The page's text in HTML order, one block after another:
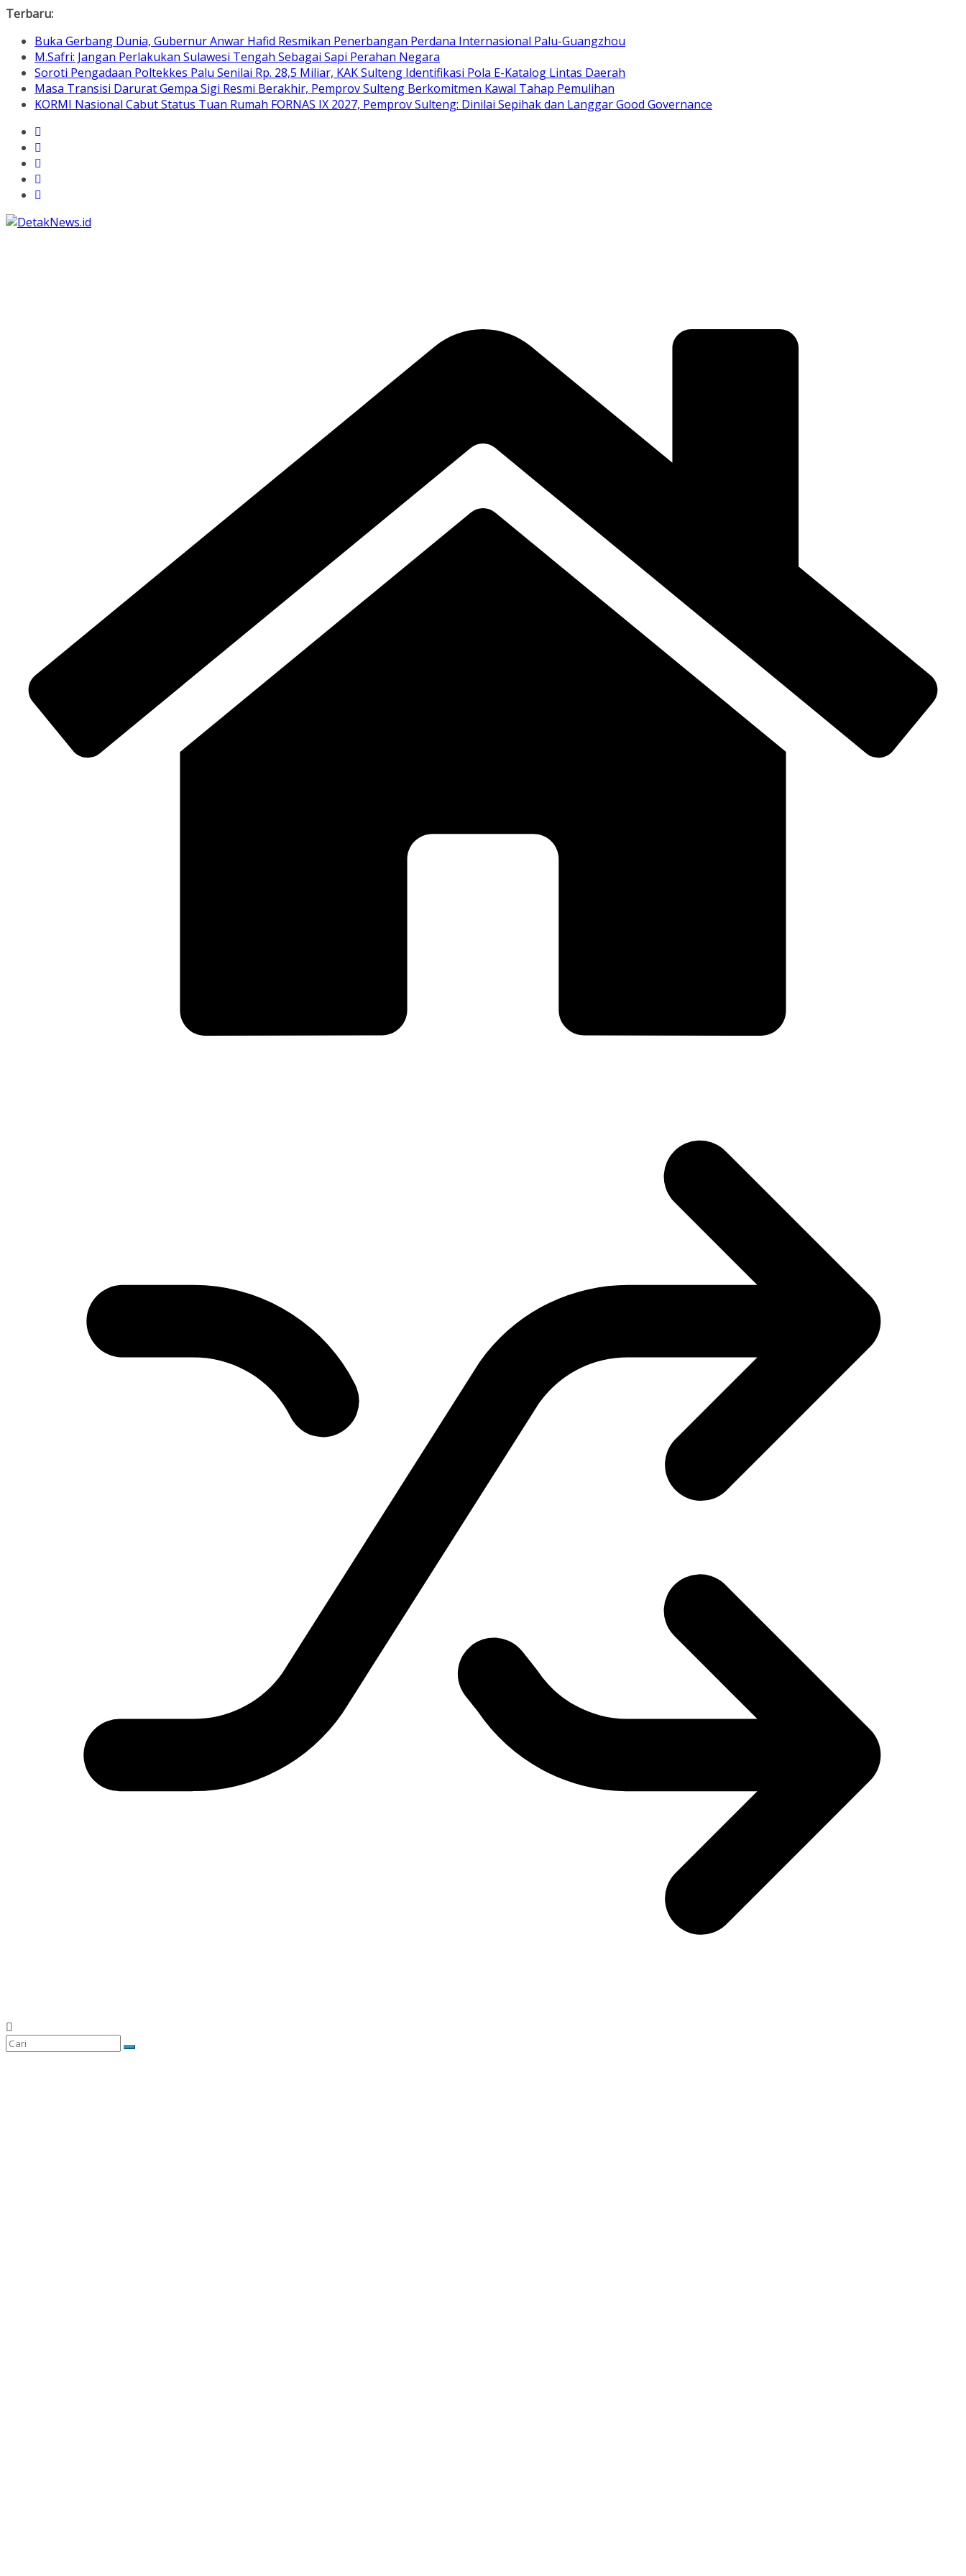
Skip
content
Terbaru:
Buka Gerbang Dunia, Gubernur Anwar Hafid Resmikan Penerbangan Perdana Internasional Palu-Guangzhou
M.Safri: Jangan Perlakukan Sulawesi Tengah Sebagai Sapi Perahan Negara
Soroti Pengadaan Poltekkes Palu Senilai Rp. 28,5 Miliar, KAK Sulteng Identifikasi Pola E-Katalog Lintas Daerah
Masa Transisi Darurat Gempa Sigi Resmi Berakhir, Pemprov Sulteng Berkomitmen Kawal Tahap Pemulihan
KORMI Nasional Cabut Status Tuan Rumah FORNAS IX 2027, Pemprov Sulteng: Dinilai Sepihak dan Langgar Good Governance